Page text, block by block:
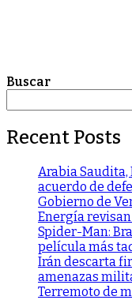
Buscar
Recent Posts
Arabia
acuerdo de
Gobierno de
Energía
Spider-Man:
película más
Irán descarta
amenazas
Terremoto de